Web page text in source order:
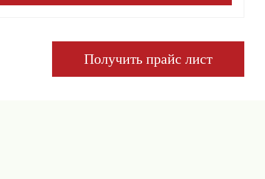
Получить прайс лист